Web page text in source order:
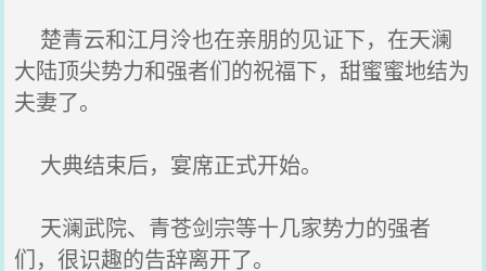
楚青云和江月泠也在亲朋的见证下，在天澜
大陆顶尖势力和强者们的祝福下，甜蜜蜜地结为
夫妻了。
大典结束后，宴席正式开始。
天澜武院、青苍剑宗等十几家势力的强者
们，很识趣的告辞离开了。